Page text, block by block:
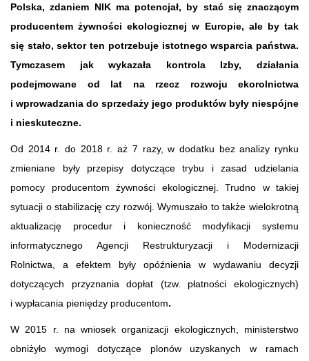
Polska, zdaniem NIK ma potencjał, by stać się znaczącym
producentem żywności ekologicznej w Europie, ale by tak
się stało, sektor ten potrzebuje istotnego wsparcia państwa.
Tymczasem jak wykazała kontrola Izby, działania
podejmowane od lat na rzecz rozwoju ekorolnictwa
i wprowadzania do sprzedaży jego produktów były niespójne
i nieskuteczne.
Od 2014 r. do 2018 r. ­aż 7 razy, w dodatku bez analizy rynku
zmieniane były przepisy dotyczące trybu i zasad udzielania
pomocy producentom żywności ekologicznej. Trudno w takiej
sytuacji o stabilizację czy rozwój. Wymuszało to także wielokrotną
aktualizację procedur i konieczność modyfikacji systemu
informatycznego Agencji Restrukturyzacji i Modernizacji
Rolnictwa, a efektem były opóźnienia w wydawaniu decyzji
dotyczących przyznania dopłat (tzw. płatności ekologicznych)
i wypłacania pieniędzy producentom.
W 2015 r. na wniosek organizacji ekologicznych, ministerstwo
obniżyło wymogi dotyczące plonów uzyskanych w ramach